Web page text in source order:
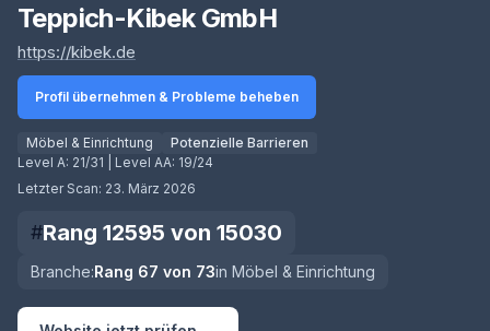
Score lädt
Teppich-Kibek GmbH
https://kibek.de
Profil übernehmen & Probleme beheben
Möbel & Einrichtung
Potenzielle Barrieren
Level A: 21/31 | Level AA: 19/24
Letzter Scan: 23. März 2026
#Rang 12595 von 15030
Branche:Rang 67 von 73in Möbel & Einrichtung